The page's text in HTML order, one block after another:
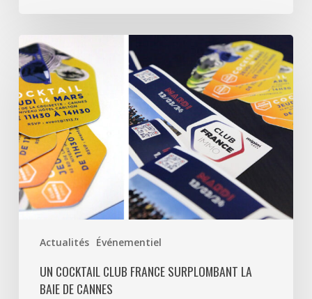
Actualités Événementiel
Un
cocktail
Club
France
surplombant
la
baie
de
Cannes
UN COCKTAIL CLUB FRANCE SURPLOMBANT LA
BAIE DE CANNES